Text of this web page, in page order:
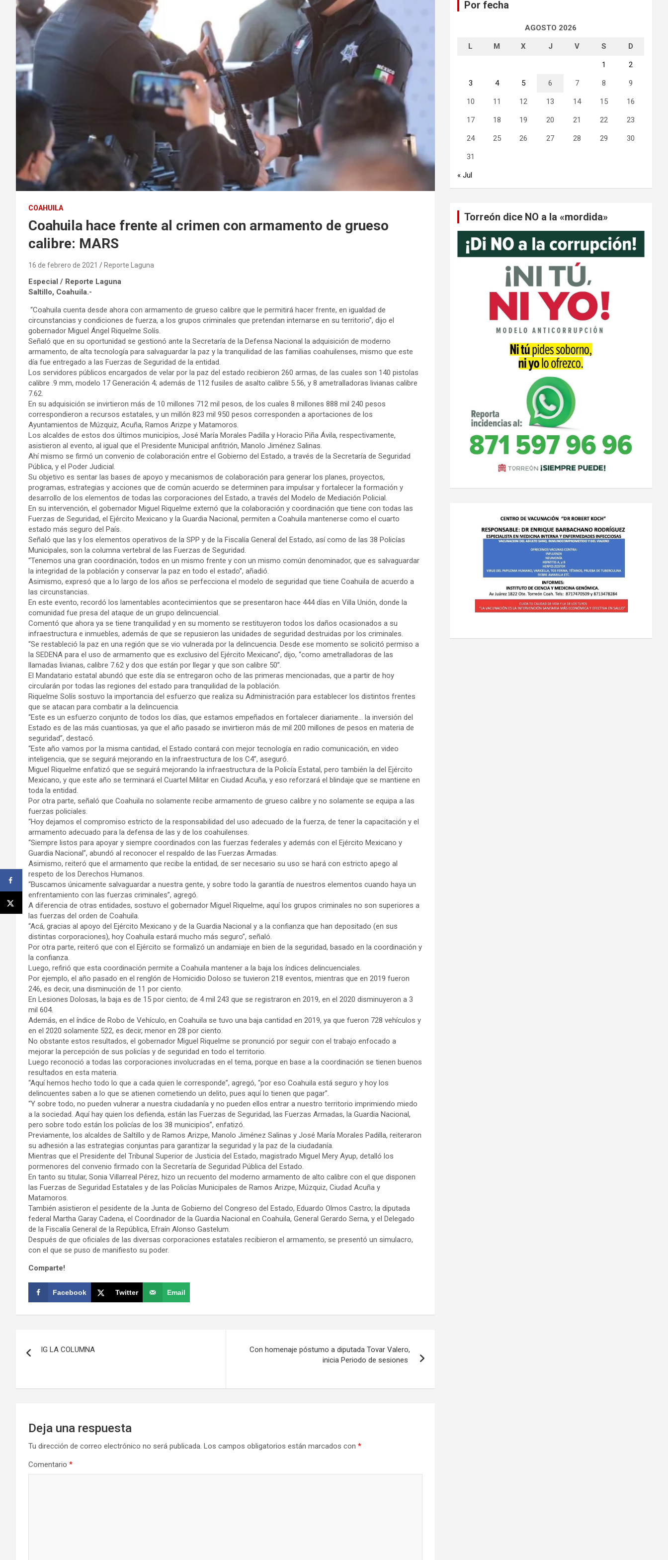
COAHUILA
Coahuila hace frente al crimen con armamento de grueso
calibre: MARS
16 de febrero de 2021 Reporte Laguna
Especial / Reporte Laguna
Saltillo, Coahuila.-
“Coahuila cuenta desde ahora con armamento de grueso calibre que le permitirá hacer frente, en igualdad de
circunstancias y condiciones de fuerza, a los grupos criminales que pretendan internarse en su territorio”, dijo el
gobernador Miguel Ángel Riquelme Solís.
Señaló que en su oportunidad se gestionó ante la Secretaría de la Defensa Nacional la adquisición de moderno
armamento, de alta tecnología para salvaguardar la paz y la tranquilidad de las familias coahuilenses, mismo que este
día fue entregado a las Fuerzas de Seguridad de la entidad.
Los servidores públicos encargados de velar por la paz del estado recibieron 260 armas, de las cuales son 140 pistolas
calibre .9 mm, modelo 17 Generación 4; además de 112 fusiles de asalto calibre 5.56, y 8 ametralladoras livianas calibre
7.62.
En su adquisición se invirtieron más de 10 millones 712 mil pesos, de los cuales 8 millones 888 mil 240 pesos
correspondieron a recursos estatales, y un millón 823 mil 950 pesos corresponden a aportaciones de los
Ayuntamientos de Múzquiz, Acuña, Ramos Arizpe y Matamoros.
Los alcaldes de estos dos últimos municipios, José María Morales Padilla y Horacio Piña Ávila, respectivamente,
asistieron al evento, al igual que el Presidente Municipal anfitrión, Manolo Jiménez Salinas.
Ahí mismo se firmó un convenio de colaboración entre el Gobierno del Estado, a través de la Secretaría de Seguridad
Pública, y el Poder Judicial.
Su objetivo es sentar las bases de apoyo y mecanismos de colaboración para generar los planes, proyectos,
programas, estrategias y acciones que de común acuerdo se determinen para impulsar y fortalecer la formación y
desarrollo de los elementos de todas las corporaciones del Estado, a través del Modelo de Mediación Policial.
En su intervención, el gobernador Miguel Riquelme externó que la colaboración y coordinación que tiene con todas las
Fuerzas de Seguridad, el Ejército Mexicano y la Guardia Nacional, permiten a Coahuila mantenerse como el cuarto
estado más seguro del País.
Señaló que las y los elementos operativos de la SPP y de la Fiscalía General del Estado, así como de las 38 Policías
Municipales, son la columna vertebral de las Fuerzas de Seguridad.
“Tenemos una gran coordinación, todos en un mismo frente y con un mismo común denominador, que es salvaguardar
la integridad de la población y conservar la paz en todo el estado”, añadió.
Asimismo, expresó que a lo largo de los años se perfecciona el modelo de seguridad que tiene Coahuila de acuerdo a
las circunstancias.
En este evento, recordó los lamentables acontecimientos que se presentaron hace 444 días en Villa Unión, donde la
comunidad fue presa del ataque de un grupo delincuencial.
Comentó que ahora ya se tiene tranquilidad y en su momento se restituyeron todos los daños ocasionados a su
infraestructura e inmuebles, además de que se repusieron las unidades de seguridad destruidas por los criminales.
“Se restableció la paz en una región que se vio vulnerada por la delincuencia. Desde ese momento se solicitó permiso a
la SEDENA para el uso de armamento que es exclusivo del Ejército Mexicano”, dijo, “como ametralladoras de las
llamadas livianas, calibre 7.62 y dos que están por llegar y que son calibre 50”.
El Mandatario estatal abundó que este día se entregaron ocho de las primeras mencionadas, que a partir de hoy
circularán por todas las regiones del estado para tranquilidad de la población.
Riquelme Solís sostuvo la importancia del esfuerzo que realiza su Administración para establecer los distintos frentes
que se atacan para combatir a la delincuencia.
“Este es un esfuerzo conjunto de todos los días, que estamos empeñados en fortalecer diariamente… la inversión del
Estado es de las más cuantiosas, ya que el año pasado se invirtieron más de mil 200 millones de pesos en materia de
seguridad”, destacó.
“Este año vamos por la misma cantidad, el Estado contará con mejor tecnología en radio comunicación, en video
inteligencia, que se seguirá mejorando en la infraestructura de los C4”, aseguró.
Miguel Riquelme enfatizó que se seguirá mejorando la infraestructura de la Policía Estatal, pero también la del Ejército
Mexicano, y que este año se terminará el Cuartel Militar en Ciudad Acuña, y eso reforzará el blindaje que se mantiene en
toda la entidad.
Por otra parte, señaló que Coahuila no solamente recibe armamento de grueso calibre y no solamente se equipa a las
fuerzas policiales.
“Hoy dejamos el compromiso estricto de la responsabilidad del uso adecuado de la fuerza, de tener la capacitación y el
armamento adecuado para la defensa de las y de los coahuilenses.
“Siempre listos para apoyar y siempre coordinados con las fuerzas federales y además con el Ejército Mexicano y
Guardia Nacional”, abundó al reconocer el respaldo de las Fuerzas Armadas.
Asimismo, reiteró que el armamento que recibe la entidad, de ser necesario su uso se hará con estricto apego al
respeto de los Derechos Humanos.
“Buscamos únicamente salvaguardar a nuestra gente, y sobre todo la garantía de nuestros elementos cuando haya un
enfrentamiento con las fuerzas criminales”, agregó.
A diferencia de otras entidades, sostuvo el gobernador Miguel Riquelme, aquí los grupos criminales no son superiores a
las fuerzas del orden de Coahuila.
“Acá, gracias al apoyo del Ejército Mexicano y de la Guardia Nacional y a la confianza que han depositado (en sus
distintas corporaciones), hoy Coahuila estará mucho más seguro”, señaló.
Por otra parte, reiteró que con el Ejército se formalizó un andamiaje en bien de la seguridad, basado en la coordinación y
la confianza.
Luego, refirió que esta coordinación permite a Coahuila mantener a la baja los índices delincuenciales.
Por ejemplo, el año pasado en el renglón de Homicidio Doloso se tuvieron 218 eventos, mientras que en 2019 fueron
246, es decir, una disminución de 11 por ciento.
En Lesiones Dolosas, la baja es de 15 por ciento; de 4 mil 243 que se registraron en 2019, en el 2020 disminuyeron a 3
mil 604.
Además, en el índice de Robo de Vehículo, en Coahuila se tuvo una baja cantidad en 2019, ya que fueron 728 vehículos y
en el 2020 solamente 522, es decir, menor en 28 por ciento.
No obstante estos resultados, el gobernador Miguel Riquelme se pronunció por seguir con el trabajo enfocado a
mejorar la percepción de sus policías y de seguridad en todo el territorio.
Luego reconoció a todas las corporaciones involucradas en el tema, porque en base a la coordinación se tienen buenos
resultados en esta materia.
“Aquí hemos hecho todo lo que a cada quien le corresponde”, agregó, “por eso Coahuila está seguro y hoy los
delincuentes saben a lo que se atienen cometiendo un delito, pues aquí lo tienen que pagar”.
“Y sobre todo, no pueden vulnerar a nuestra ciudadanía y no pueden ellos entrar a nuestro territorio imprimiendo miedo
a la sociedad. Aquí hay quien los defienda, están las Fuerzas de Seguridad, las Fuerzas Armadas, la Guardia Nacional,
pero sobre todo están los policías de los 38 municipios”, enfatizó.
Previamente, los alcaldes de Saltillo y de Ramos Arizpe, Manolo Jiménez Salinas y José María Morales Padilla, reiteraron
su adhesión a las estrategias conjuntas para garantizar la seguridad y la paz de la ciudadanía.
Mientras que el Presidente del Tribunal Superior de Justicia del Estado, magistrado Miguel Mery Ayup, detalló los
pormenores del convenio firmado con la Secretaría de Seguridad Pública del Estado.
En tanto su titular, Sonia Villarreal Pérez, hizo un recuento del moderno armamento de alto calibre con el que disponen
las Fuerzas de Seguridad Estatales y de las Policías Municipales de Ramos Arizpe, Múzquiz, Ciudad Acuña y
Matamoros.
También asistieron el pesidente de la Junta de Gobierno del Congreso del Estado, Eduardo Olmos Castro; la diputada
federal Martha Garay Cadena, el Coordinador de la Guardia Nacional en Coahuila, General Gerardo Serna, y el Delegado
de la Fiscalía General de la República, Efraín Alonso Gastelum.
Después de que oficiales de las diversas corporaciones estatales recibieron el armamento, se presentó un simulacro,
con el que se puso de manifiesto su poder.
Comparte!
Facebook Twitter Email
de
IG LA COLUMNA
Con homenaje póstumo a diputada Tovar Valero,
inicia Periodo de sesiones
Deja una respuesta
Tu dirección de correo electrónico no será publicada. Los campos obligatorios están marcados con *
Comentario *
Por fecha
AGOSTO 2026
L M X J V S D
1 2
3 4 5 6 7 8 9
10 11 12 13 14 15 16
17 18 19 20 21 22 23
24 25 26 27 28 29 30
31
« Jul
Torreón dice NO a la «mordida»